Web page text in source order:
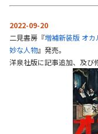
2022-09-20
二見書房『増補新装版 オ
妙な人物』発売。
洋泉社版に記事追加、及び